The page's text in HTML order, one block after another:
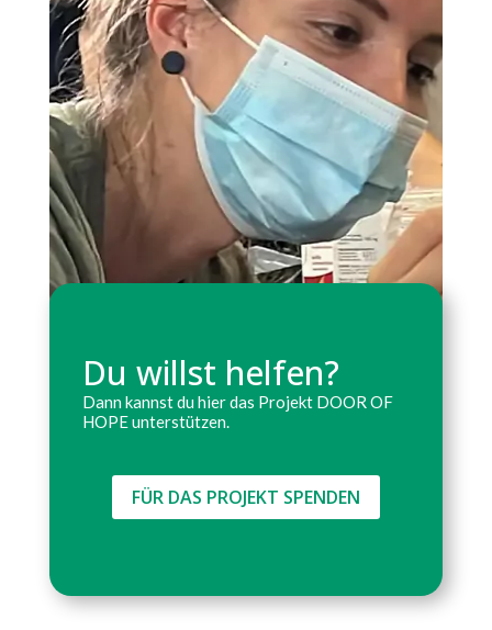
Du willst helfen?
Dann kannst du hier das Projekt DOOR OF
HOPE unterstützen.
FÜR DAS PROJEKT SPENDEN